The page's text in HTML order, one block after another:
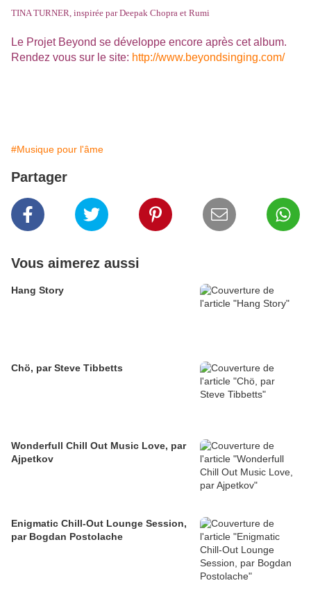
TINA TURNER, inspirée par Deepak Chopra et Rumi
Le Projet Beyond se développe encore après cet album.
Rendez vous sur le site: http://www.beyondsinging.com/
#Musique pour l'âme
Partager
Vous aimerez aussi
Hang Story
Chö, par Steve Tibbetts
Wonderfull Chill Out Music Love, par
Ajpetkov
Enigmatic Chill-Out Lounge Session,
par Bogdan Postolache